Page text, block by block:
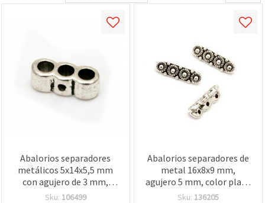
Abalorios separadores
metálicos 5x14x5,5 mm
con agujero de 3 mm,
color plata - 20 piezas
Sku: 106499
Abalorios separadores de
metal 16x8x9 mm,
agujero 5 mm, color plata
- 10 piezas
Sku: 136205